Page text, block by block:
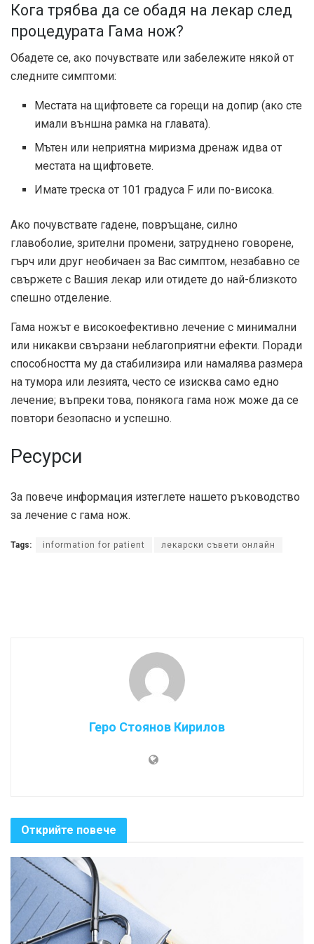
Кога трябва да се обадя на лекар след
процедурата Гама нож?
Обадете се, ако почувствате или забележите някой от
следните симптоми:
Местата на щифтовете са горещи на допир (ако сте
имали външна рамка на главата).
Мътен или неприятна миризма дренаж идва от
местата на щифтовете.
Имате треска от 101 градуса F или по-висока.
Ако почувствате гадене, повръщане, силно
главоболие, зрителни промени, затруднено говорене,
гърч или друг необичаен за Вас симптом, незабавно се
свържете с Вашия лекар или отидете до най-близкото
спешно отделение.
Гама ножът е високоефективно лечение с минимални
или никакви свързани неблагоприятни ефекти. Поради
способността му да стабилизира или намалява размера
на тумора или лезията, често се изисква само едно
лечение; въпреки това, понякога гама нож може да се
повтори безопасно и успешно.
Ресурси
За повече информация изтеглете нашето ръководство
за лечение с гама нож.
Tags: information for patient лекарски съвети онлайн
Геро Стоянов Кирилов
Открийте повече